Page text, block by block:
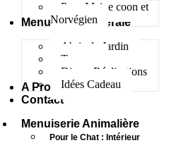
Pour Maine coon et
Norvégien
Menuiserie Générale
Abris de Jardin
Terrasse
Divers Réalisations
Idées Cadeau
A Propos
Contact
Menuiserie Animalière
Pour le Chat : Intérieur